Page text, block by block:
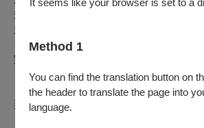
It seems like your browser is set to a
Method 1
You can find the translation button on
the header to translate the page into
language.
規則一：每天都要向管理員打招呼
規則二：只能說出漂亮話
對了！偷偷告訴各位
「去死！」是永遠的世界的祝福語喔！
那麼請問各位到底要遵守？還是打破呢？